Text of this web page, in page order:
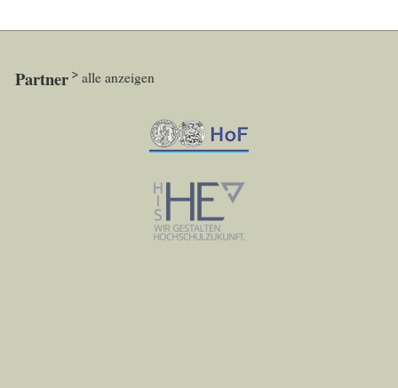
Partner alle anzeigen